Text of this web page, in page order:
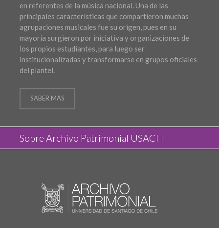
en referentes de la música nacional. Una de las
principales características que compartieron muchas
agrupaciones musicales fue su origen, pues en su
mayoría surgieron por iniciativa y organizaciones de
los propios estudiantes, para luego ser
institucionalizadas y transformarse en grupos oficiales
del plantel.
SABER MÁS
Sobre Archivo Patrimonial USACH